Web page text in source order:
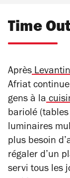
Time
Après
Afriat
gens à la
bariolé
luminaires
plus besoin
régaler d’un
servi tous les